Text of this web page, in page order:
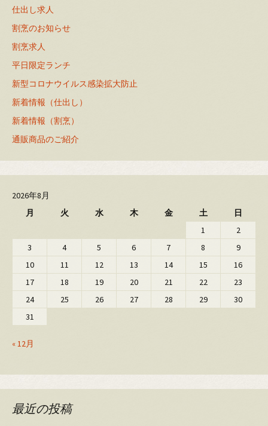
仕出し求人
割烹のお知らせ
割烹求人
平日限定ランチ
新型コロナウイルス感染拡大防止
新着情報（仕出し）
新着情報（割烹）
通販商品のご紹介
2026年8月
月
火 水 木 金 土
日
1
2
3
4 5 6 7 8
9
10
11 12 13 14 15
16
17
18 19 20 21 22
23
24
25 26 27 28 29
30
31
« 12月
最近の投稿